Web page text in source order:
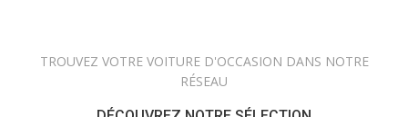
TROUVEZ VOTRE VOITURE D'OCCASION DANS NOTRE
RÉSEAU